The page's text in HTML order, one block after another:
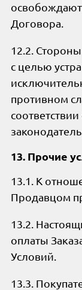
Договора.
12.2.
с целью
противном
13. Прочие
13.1. К
Продавцом
13.2.
оплаты
Условий.
13.3.